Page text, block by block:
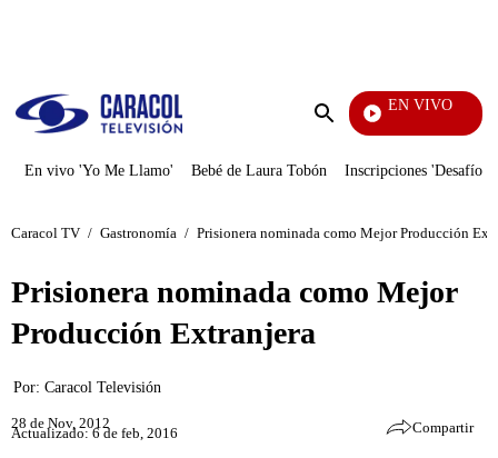
Enviar
EN VIVO
Sábados Felices
En vivo 'Yo Me Llamo' Bebé de Laura Tobón Inscripciones 'Desafío'
Caracol TV / Gastronomía / Prisionera nominada como Mejor Producción
Prisionera nominada como Mejor
Producción Extranjera
Por: Caracol Televisión
28 de Nov, 2012
Actualizado: 6 de feb, 2016 Compartir